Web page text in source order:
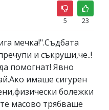
5 23
мечка!".Съдбата
и съкруши,че..!
помогнат! Явно
имаше сигурен
болежки
масово трябваше